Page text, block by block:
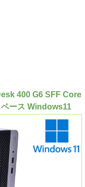
400 G6 SFF Core
ース Windows11